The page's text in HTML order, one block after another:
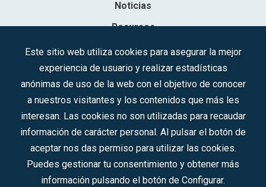
Noticias
Recursos
Contacto
Sociedad Mercantil Estatal para la Gestión de la Innovación y las
Síguenos en redes sociales:
Este sitio web utiliza cookies para asegurar la mejor
experiencia de usuario y realizar estadísticas
anónimas de uso de la web con el objetivo de conocer
a nuestros visitantes y los contenidos que más les
interesan. Las cookies no son utilizadas para recaudar
información de carácter personal. Al pulsar el botón de
aceptar nos das permiso para utilizar las cookies.
Puedes gestionar tu consentimiento y obtener más
información pulsando el botón de Configurar.